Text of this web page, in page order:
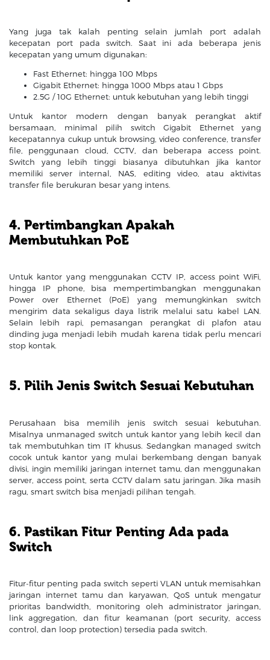
Yang juga tak kalah penting selain jumlah port adalah
kecepatan port pada switch. Saat ini ada beberapa jenis
kecepatan yang umum digunakan:
Fast Ethernet: hingga 100 Mbps
Gigabit Ethernet: hingga 1000 Mbps atau 1 Gbps
2.5G / 10G Ethernet: untuk kebutuhan yang lebih tinggi
Untuk kantor modern dengan banyak perangkat aktif
bersamaan, minimal pilih switch Gigabit Ethernet yang
kecepatannya cukup untuk browsing, video conference, transfer
file, penggunaan cloud, CCTV, dan beberapa access point.
Switch yang lebih tinggi biasanya dibutuhkan jika kantor
memiliki server internal, NAS, editing video, atau aktivitas
transfer file berukuran besar yang intens.
4. Pertimbangkan Apakah
Membutuhkan PoE
Untuk kantor yang menggunakan CCTV IP, access point WiFi,
hingga IP phone, bisa mempertimbangkan menggunakan
Power over Ethernet (PoE) yang memungkinkan switch
mengirim data sekaligus daya listrik melalui satu kabel LAN.
Selain lebih rapi, pemasangan perangkat di plafon atau
dinding juga menjadi lebih mudah karena tidak perlu mencari
stop kontak.
5. Pilih Jenis Switch Sesuai Kebutuhan
Perusahaan bisa memilih jenis switch sesuai kebutuhan.
Misalnya unmanaged switch untuk kantor yang lebih kecil dan
tak membutuhkan tim IT khusus. Sedangkan managed switch
cocok untuk kantor yang mulai berkembang dengan banyak
divisi, ingin memiliki jaringan internet tamu, dan menggunakan
server, access point, serta CCTV dalam satu jaringan. Jika masih
ragu, smart switch bisa menjadi pilihan tengah.
6. Pastikan Fitur Penting Ada pada
Switch
Fitur-fitur penting pada switch seperti VLAN untuk memisahkan
jaringan internet tamu dan karyawan, QoS untuk mengatur
prioritas bandwidth, monitoring oleh administrator jaringan,
link aggregation, dan fitur keamanan (port security, access
control, dan loop protection) tersedia pada switch.